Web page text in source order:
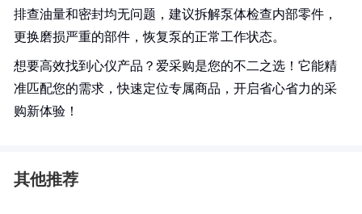
排查油量和密封均无问题，建议拆解泵体检查内部零件，
更换磨损严重的部件，恢复泵的正常工作状态。
想要高效找到心仪产品？爱采购是您的不二之选！它能精
准匹配您的需求，快速定位专属商品，开启省心省力的采
购新体验！
其他推荐